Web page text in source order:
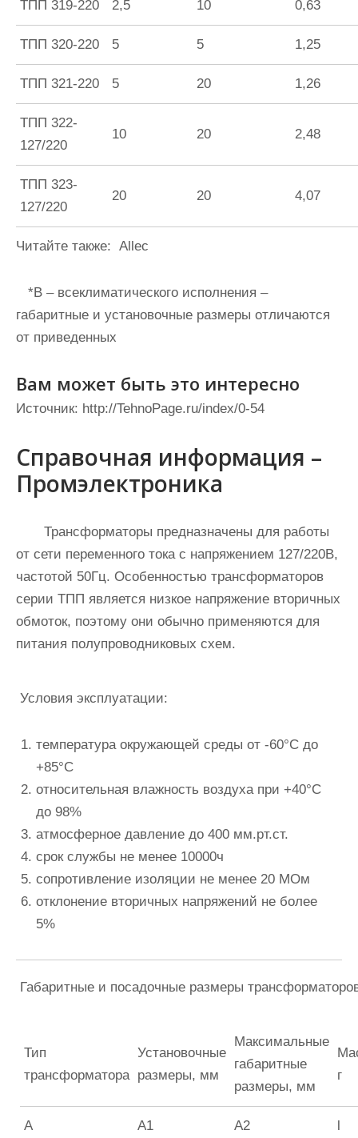
ТПП 319-220 2,5 10 0,63
ТПП 320-220 5 5 1,25
ТПП 321-220 5 20 1,26
ТПП 322-
127/220
10 20 2,48
ТПП 323-
127/220
20 20 4,07
Читайте также: Allec
*В – всеклиматического исполнения –
габаритные и установочные размеры отличаются
от приведенных
Вам может быть это интересно
Источник: http://TehnoPage.ru/index/0-54
Справочная информация –
Промэлектроника
Трансформаторы предназначены для работы
от сети переменного тока с напряжением 127/220В,
частотой 50Гц. Особенностью трансформаторов
серии ТПП является низкое напряжение вторичных
обмоток, поэтому они обычно применяются для
питания полупроводниковых схем.
Условия эксплуатации:
температура окружающей среды от -60°С до
+85°С
относительная влажность воздуха при +40°С
до 98%
атмосферное давление до 400 мм.рт.ст.
срок службы не менее 10000ч
сопротивление изоляции не менее 20 МОм
отклонение вторичных напряжений не более
5%
Габаритные и посадочные размеры
Тип
трансформатора
Установочные
размеры, мм
Максимальные
габаритные
размеры, мм
г
А А1 А2 l